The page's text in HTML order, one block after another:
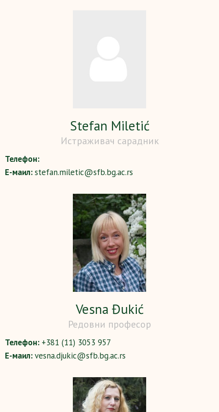
Stefan Miletić
Истраживач сарадник
Телефон:
Е-маил:stefan.miletic@sfb.bg.ac.rs
Vesna Đukić
Редовни професор
Телефон: +381 (11) 3053 957
Е-маил:vesna.djukic@sfb.bg.ac.rs